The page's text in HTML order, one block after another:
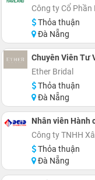
Công ty Cổ
Thỏa thuận
Đà Nẵng
Chuyên Viên Tư
Ether Bridal
Thỏa thuận
Đà Nẵng
Nhân viên Hành
Công ty TNHH
Thỏa thuận
Đà Nẵng